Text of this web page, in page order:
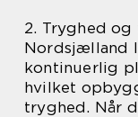
2. Tryghed
Nordsjælland
kontinuerlig
hvilket
tryghed. Når